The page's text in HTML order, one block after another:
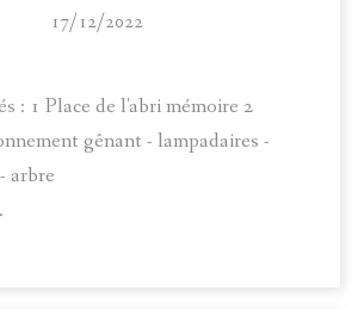
17/12/2022
: 1 Place de l'abri mémoire 2
gênant - lampadaires -
arbre